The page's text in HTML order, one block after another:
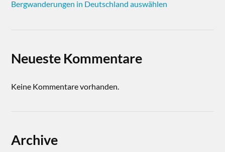
Bergwanderungen in Deutschland auswählen
Neueste Kommentare
Keine Kommentare vorhanden.
Archive